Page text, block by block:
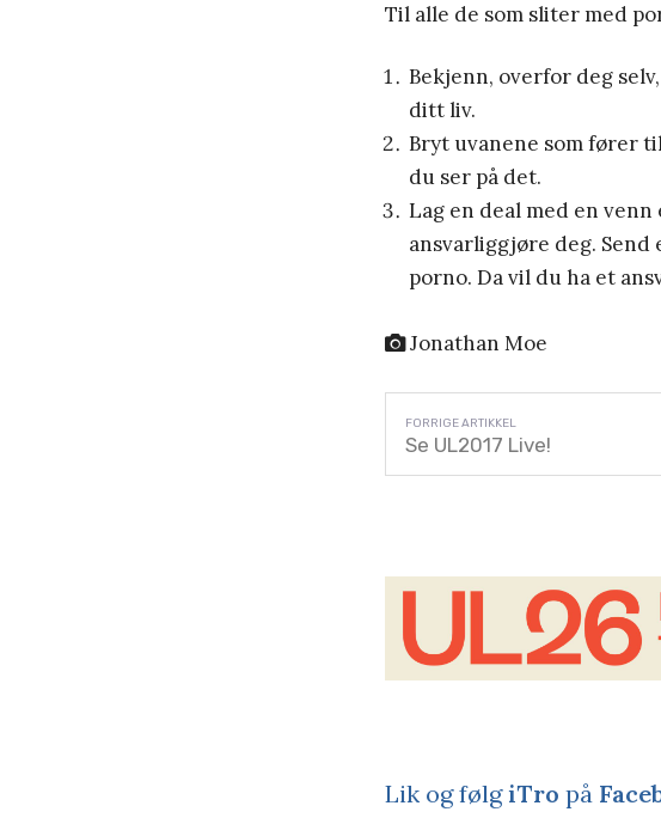
Til alle de som sliter med
Bekjenn, overfor deg
ditt liv.
Bryt uvanene som fører
du ser på det.
Lag en deal med en
ansvarliggjøre deg. Send
porno. Da vil du ha et
Jonathan Moe
Se UL2017 Live!
Lik og følgiTro på